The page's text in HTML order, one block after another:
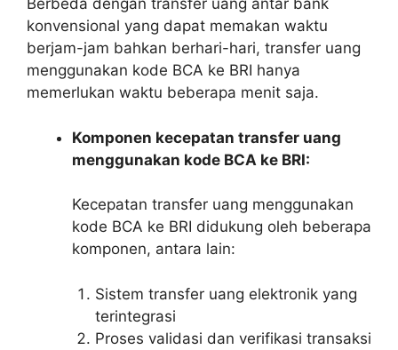
Berbeda dengan transfer uang antar bank
konvensional yang dapat memakan waktu
berjam-jam bahkan berhari-hari, transfer uang
menggunakan kode BCA ke BRI hanya
memerlukan waktu beberapa menit saja.
Komponen kecepatan transfer uang
menggunakan kode BCA ke BRI:
Kecepatan transfer uang menggunakan
kode BCA ke BRI didukung oleh beberapa
komponen, antara lain:
Sistem transfer uang elektronik yang
terintegrasi
Proses validasi dan verifikasi transaksi